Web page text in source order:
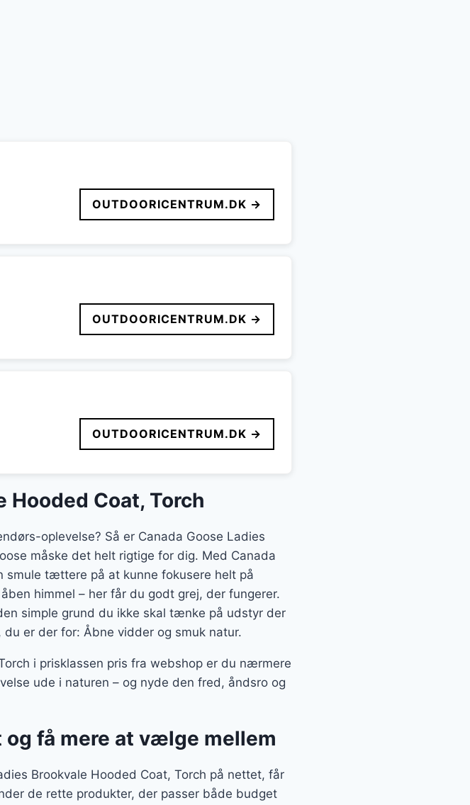
OUTDOORICENTRUM.DK →
OUTDOORICENTRUM.DK →
OUTDOORICENTRUM.DK →
Hooded Coat, Torch
oplevelse? Så er Canada Goose Ladies
måske det helt rigtige for dig. Med Canada
smule tættere på at kunne fokusere helt på
himmel – her får du godt grej, der fungerer.
simple grund du ikke skal tænke på udstyr der
er der for: Åbne vidder og smuk natur.
i prisklassen pris fra webshop er du nærmere
ude i naturen – og nyde den fred, åndsro og
få mere at vælge mellem
Brookvale Hooded Coat, Torch på nettet, får
de rette produkter, der passer både budget